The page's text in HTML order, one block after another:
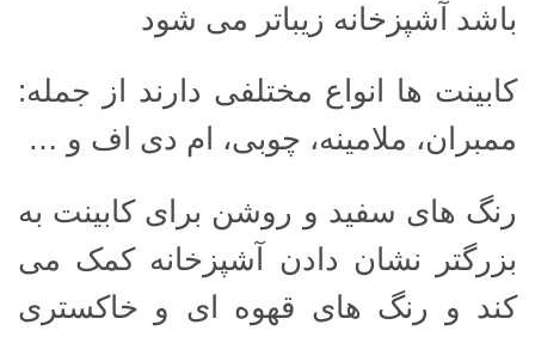
باشد آشپزخانه زیباتر می شود
کابینت ها انواع مختلفی دارند از جمله:
ممبران، ملامینه، چوبی، ام دی اف و …
رنگ های سفید و روشن برای کابینت به
بزرگتر نشان دادن آشپزخانه کمک می
کند و رنگ های قهوه ای و خاکستری